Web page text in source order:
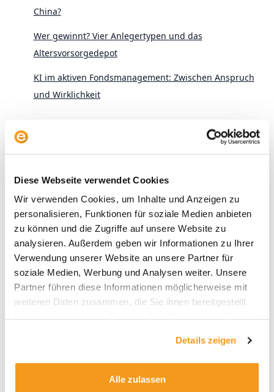
Diese Webseite verwendet Cookies
Wir verwenden Cookies, um Inhalte und Anzeigen zu
personalisieren, Funktionen für soziale Medien anbieten
zu können und die Zugriffe auf unsere Website zu
analysieren. Außerdem geben wir Informationen zu Ihrer
Verwendung unserer Website an unsere Partner für
soziale Medien, Werbung und Analysen weiter. Unsere
Partner führen diese Informationen möglicherweise mit
weiteren Daten zusammen, die Sie ihnen bereitgestellt
Details zeigen
Alle zulassen
China?
Wer gewinnt? Vier Anlegertypen und das
Altersvorsorgedepot
KI im aktiven Fondsmanagement: Zwischen Anspruch
und Wirklichkeit
Archive
2026
2025
2023
2022
2021
2019